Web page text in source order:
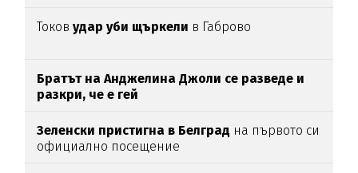
Токовудар уби щъркели в Габрово
Братът на Анджелина Джоли се разведе и
разкри, че е гей
Зеленски пристигна в Белград на първото си
официално посещение